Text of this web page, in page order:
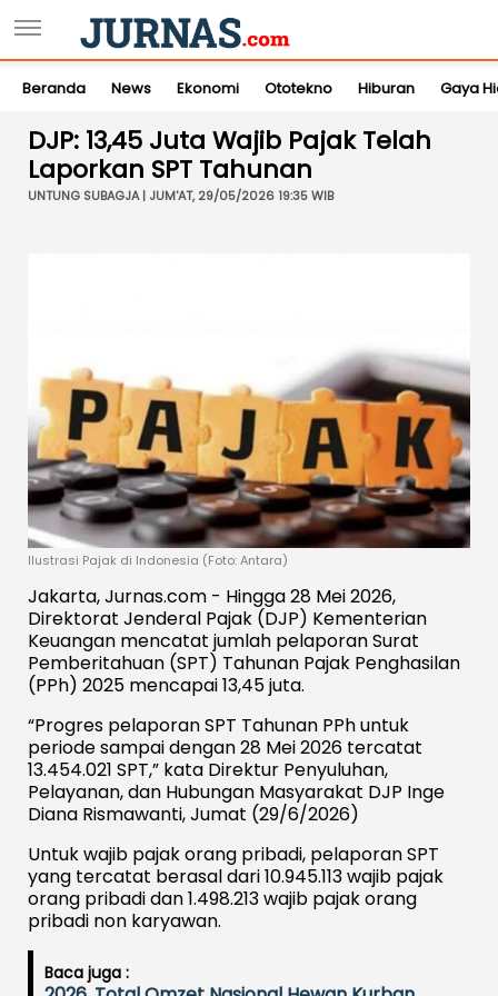
Beranda News Ekonomi Ototekno Hiburan Gaya
DJP: 13,45 Juta Wajib Pajak Telah
Laporkan SPT Tahunan
UNTUNG SUBAGJA | JUM'AT, 29/05/2026 19:35 WIB
Ilustrasi Pajak di Indonesia (Foto: Antara)
Jakarta, Jurnas.com - Hingga 28 Mei 2026,
Direktorat Jenderal Pajak (DJP) Kementerian
Keuangan mencatat jumlah pelaporan Surat
Pemberitahuan (SPT) Tahunan Pajak Penghasilan
(PPh) 2025 mencapai 13,45 juta.
“Progres pelaporan SPT Tahunan PPh untuk
periode sampai dengan 28 Mei 2026 tercatat
13.454.021 SPT,” kata Direktur Penyuluhan,
Pelayanan, dan Hubungan Masyarakat DJP Inge
Diana Rismawanti, Jumat (29/6/2026)
Untuk wajib pajak orang pribadi, pelaporan SPT
yang tercatat berasal dari 10.945.113 wajib pajak
orang pribadi dan 1.498.213 wajib pajak orang
pribadi non karyawan.
Baca juga :